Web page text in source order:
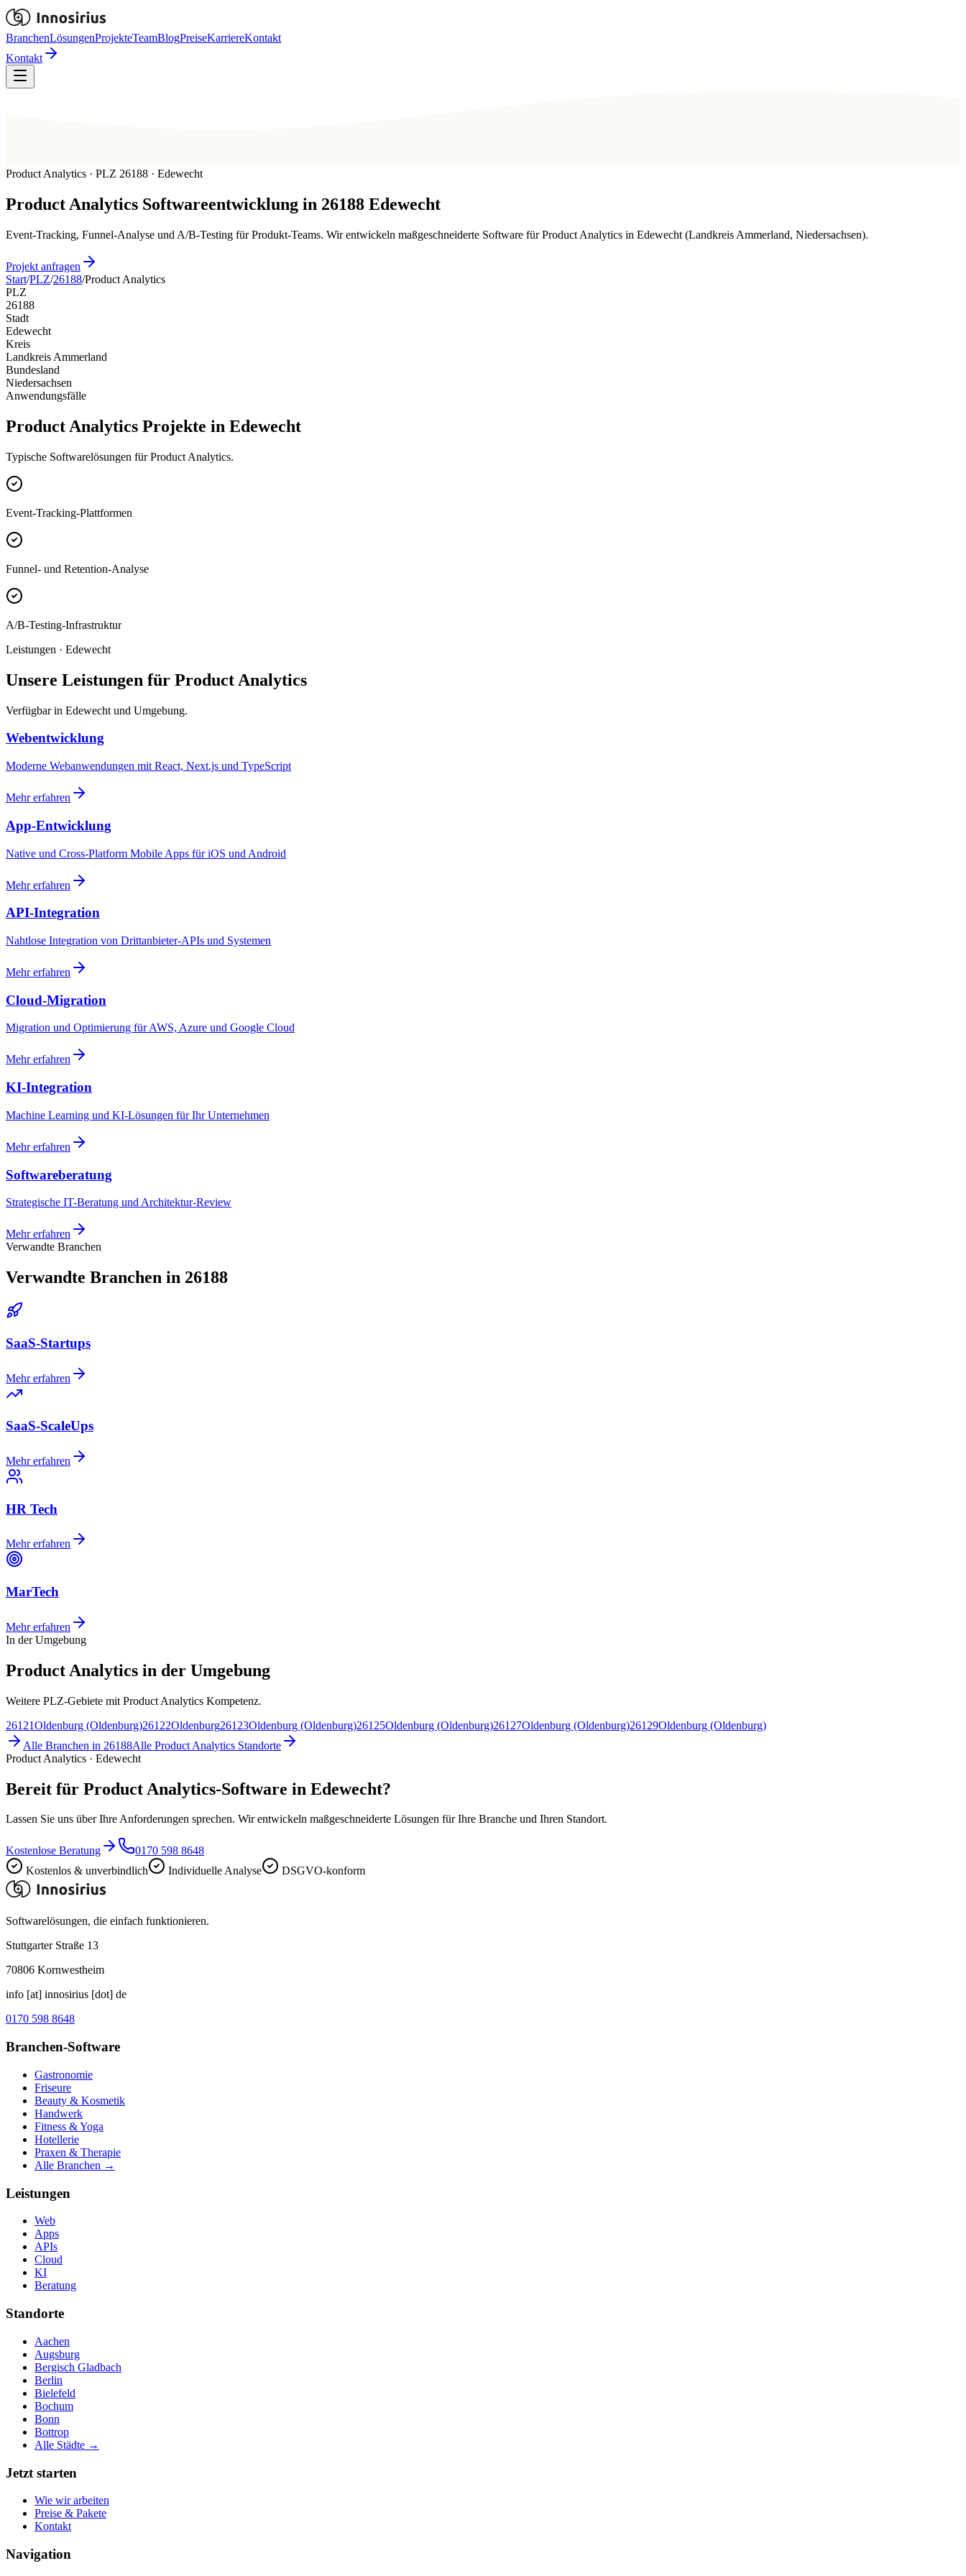
BranchenLösungenProjekteTeamBlogPreiseKarriereKontakt
Kontakt
Product Analytics · PLZ 26188 · Edewecht
Product Analytics Softwareentwicklung in 26188 Edewecht
Event-Tracking, Funnel-Analyse und A/B-Testing für Produkt-Teams. Wir entwickeln maßgeschneiderte Software für Product Analytics in Edewecht (Landkreis Ammerland, Niedersachsen).
Projekt anfragen
Start/PLZ/26188/Product Analytics
PLZ
26188
Stadt
Edewecht
Kreis
Landkreis Ammerland
Bundesland
Niedersachsen
Anwendungsfälle
Product Analytics Projekte in Edewecht
Typische Softwarelösungen für Product Analytics.
Event-Tracking-Plattformen
Funnel- und Retention-Analyse
A/B-Testing-Infrastruktur
Leistungen · Edewecht
Unsere Leistungen für Product Analytics
Verfügbar in Edewecht und Umgebung.
Webentwicklung
Moderne Webanwendungen mit React, Next.js und TypeScript
Mehr erfahren
App-Entwicklung
Native und Cross-Platform Mobile Apps für iOS und Android
Mehr erfahren
API-Integration
Nahtlose Integration von Drittanbieter-APIs und Systemen
Mehr erfahren
Cloud-Migration
Migration und Optimierung für AWS, Azure und Google Cloud
Mehr erfahren
KI-Integration
Machine Learning und KI-Lösungen für Ihr Unternehmen
Mehr erfahren
Softwareberatung
Strategische IT-Beratung und Architektur-Review
Mehr erfahren
Verwandte Branchen
Verwandte Branchen in 26188
SaaS-Startups
Mehr erfahren
SaaS-ScaleUps
Mehr erfahren
HR Tech
Mehr erfahren
MarTech
Mehr erfahren
In der Umgebung
Product Analytics in der Umgebung
Weitere PLZ-Gebiete mit Product Analytics Kompetenz.
26121Oldenburg (Oldenburg)26122Oldenburg26123Oldenburg (Oldenburg)26125Oldenburg (Oldenburg)26127Oldenburg (Oldenburg)26129Oldenburg (Oldenburg)
Alle Branchen in 26188Alle Product Analytics Standorte
Product Analytics · Edewecht
Bereit für Product Analytics-Software in Edewecht?
Lassen Sie uns über Ihre Anforderungen sprechen. Wir entwickeln maßgeschneiderte Lösungen für Ihre Branche und Ihren Standort.
Kostenlose Beratung
0170 598 8648
Kostenlos & unverbindlich
Individuelle Analyse DSGVO-konform
Softwarelösungen, die einfach funktionieren.
Stuttgarter Straße 13
70806 Kornwestheim
info [at] innosirius [dot] de
0170 598 8648
Branchen-Software
Gastronomie
Friseure
Beauty & Kosmetik
Handwerk
Fitness & Yoga
Hotellerie
Praxen & Therapie
Alle Branchen →
Leistungen
Web
Apps
APIs
Cloud
KI
Beratung
Standorte
Aachen
Augsburg
Bergisch Gladbach
Berlin
Bielefeld
Bochum
Bonn
Bottrop
Alle Städte →
Jetzt starten
Wie wir arbeiten
Preise & Pakete
Kontakt
Navigation